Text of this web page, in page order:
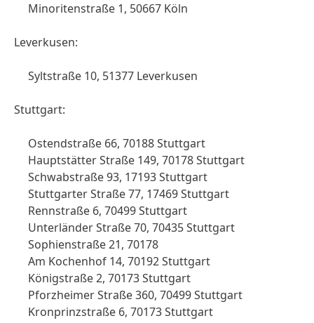
Minoritenstraße 1, 50667 Köln
Leverkusen:
Syltstraße 10, 51377 Leverkusen
Stuttgart:
Ostendstraße 66, 70188 Stuttgart
Hauptstätter Straße 149, 70178 Stuttgart
Schwabstraße 93, 17193 Stuttgart
Stuttgarter Straße 77, 17469 Stuttgart
Rennstraße 6, 70499 Stuttgart
Unterländer Straße 70, 70435 Stuttgart
Sophienstraße 21, 70178
Am Kochenhof 14, 70192 Stuttgart
Königstraße 2, 70173 Stuttgart
Pforzheimer Straße 360, 70499 Stuttgart
Kronprinzstraße 6, 70173 Stuttgart